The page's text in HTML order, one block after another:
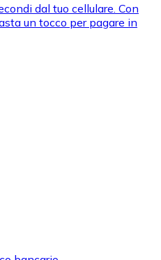
contanti e altri mezzi di
dal tuo cellulare. Con
un tocco per pagare in